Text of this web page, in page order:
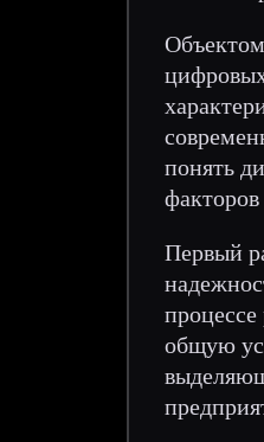
понять
Первый
общую